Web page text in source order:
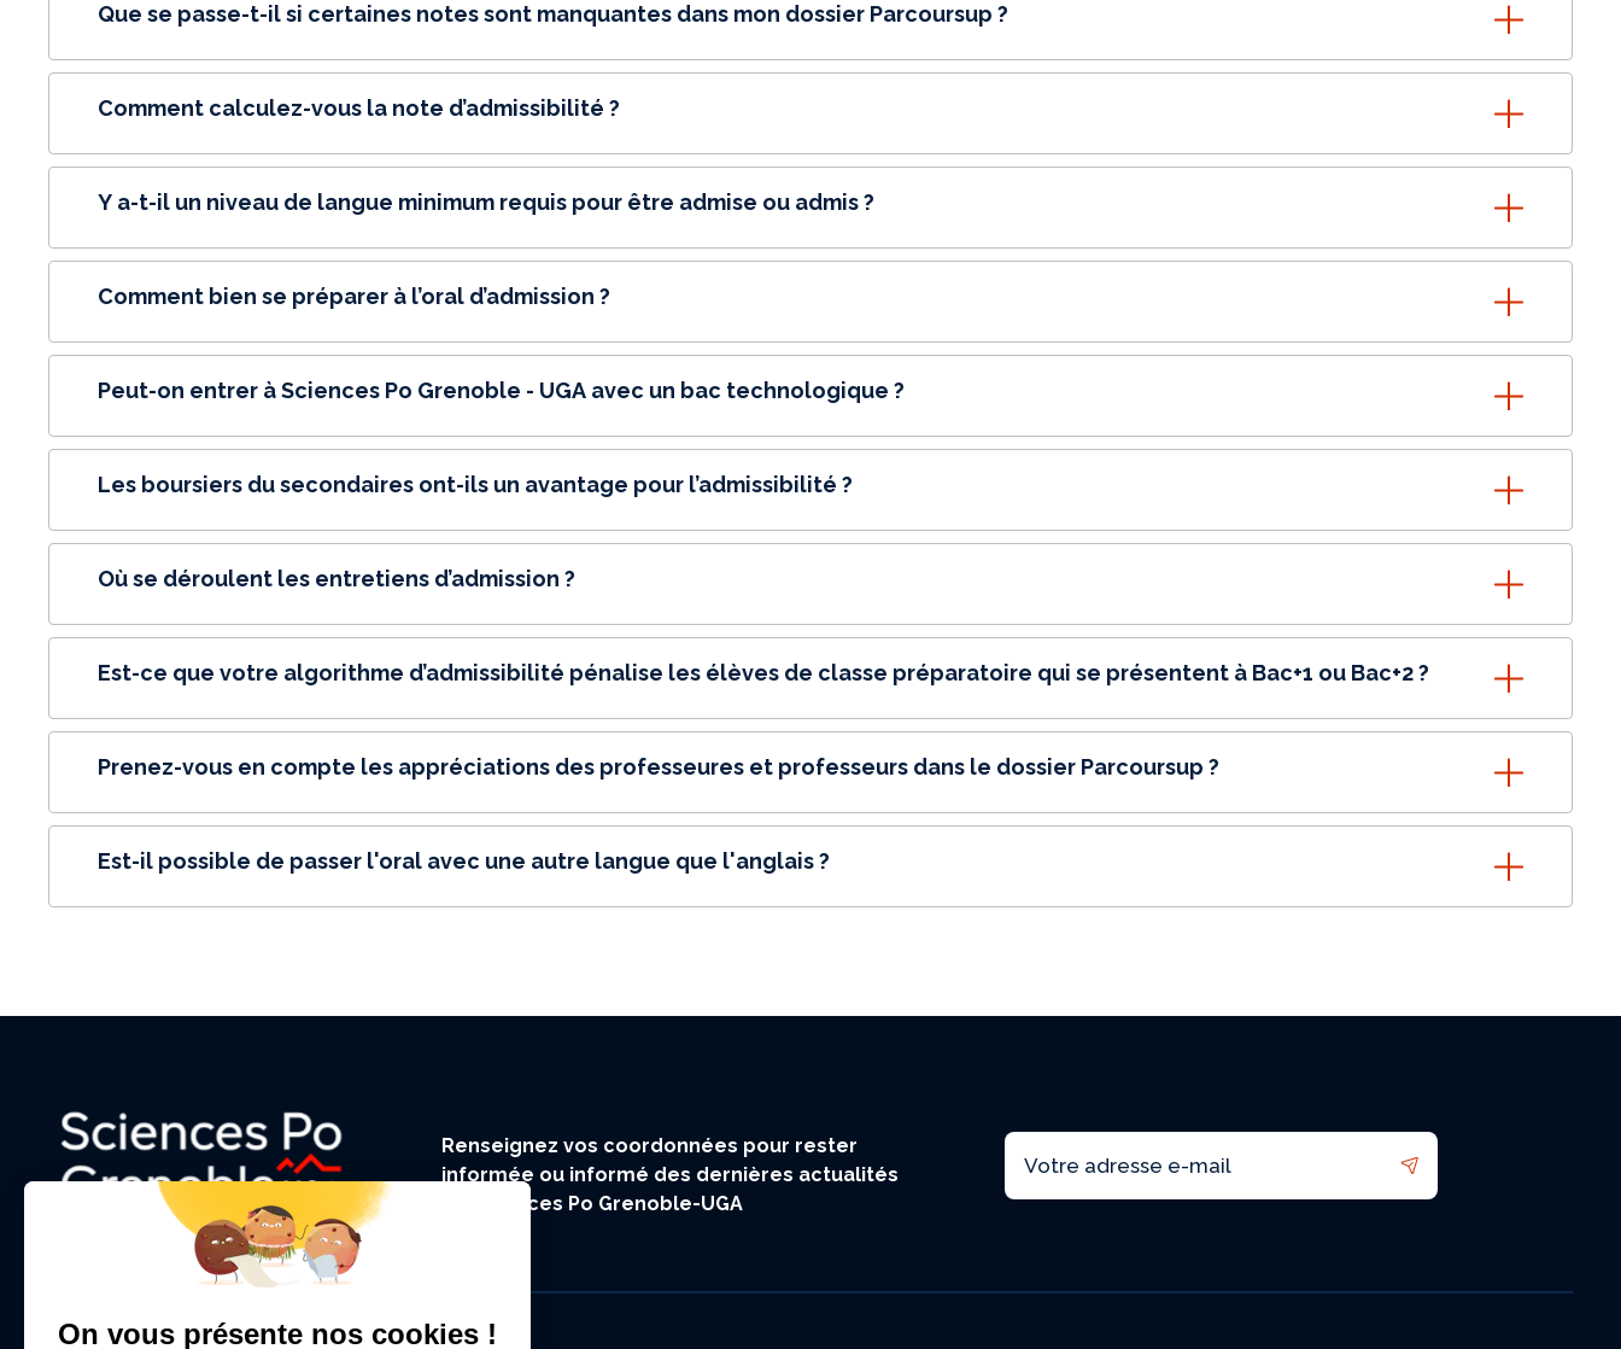
Que se passe-t-il si certaines notes sont manquantes dans mon dossier Parcoursup ?
Comment calculez-vous la note d’admissibilité ?
Y a-t-il un niveau de langue minimum requis pour être admise ou admis ?
Comment bien se préparer à l’oral d’admission ?
Peut-on entrer à Sciences Po Grenoble - UGA avec un bac technologique ?
Les boursiers du secondaires ont-ils un avantage pour l’admissibilité ?
Où se déroulent les entretiens d’admission ?
Est-ce que votre algorithme d’admissibilité pénalise les élèves de classe préparatoire qui se présentent à Bac+1 ou Bac+2 ?
Prenez-vous en compte les appréciations des professeures et professeurs dans le dossier Parcoursup ?
Est-il possible de passer l'oral avec une autre langue que l'anglais ?
Renseignez vos coordonnées pour rester
informée ou informé des dernières actualités
de Sciences Po Grenoble-UGA
Email